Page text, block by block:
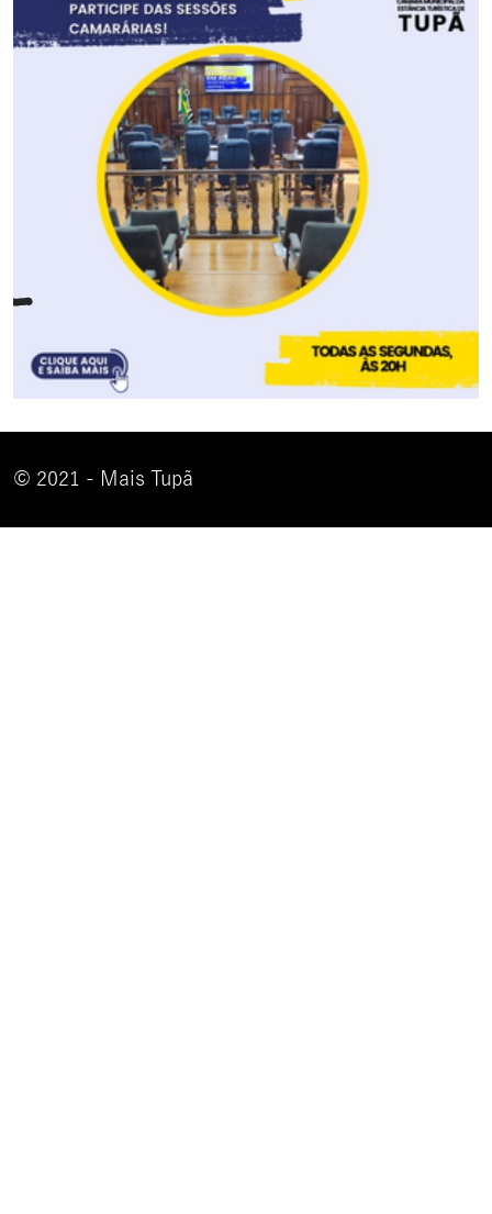
© 2021 - Mais Tupã